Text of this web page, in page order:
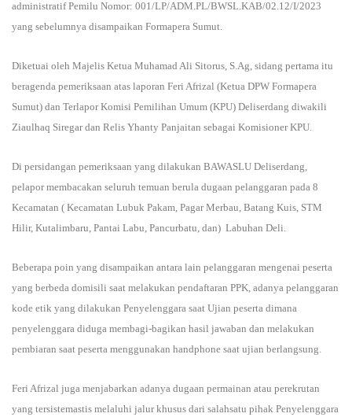
administratif Pemilu Nomor: 001/LP/ADM.PL/BWSL.KAB/02.12/I/2023
yang sebelumnya disampaikan Formapera Sumut.
Diketuai oleh Majelis Ketua Muhamad Ali Sitorus, S.Ag, sidang pertama itu
beragenda pemeriksaan atas laporan Feri Afrizal (Ketua DPW Formapera
Sumut) dan Terlapor Komisi Pemilihan Umum (KPU) Deliserdang diwakili
Ziaulhaq Siregar dan Relis Yhanty Panjaitan sebagai Komisioner KPU.
Di persidangan pemeriksaan yang dilakukan BAWASLU Deliserdang,
pelapor membacakan seluruh temuan berula dugaan pelanggaran pada 8
Kecamatan ( Kecamatan Lubuk Pakam, Pagar Merbau, Batang Kuis, STM
Hilir, Kutalimbaru, Pantai Labu, Pancurbatu, dan) Labuhan Deli.
Beberapa poin yang disampaikan antara lain pelanggaran mengenai peserta
yang berbeda domisili saat melakukan pendaftaran PPK, adanya pelanggaran
kode etik yang dilakukan Penyelenggara saat Ujian peserta dimana
penyelenggara diduga membagi-bagikan hasil jawaban dan melakukan
pembiaran saat peserta menggunakan handphone saat ujian berlangsung.
Feri Afrizal juga menjabarkan adanya dugaan permainan atau perekrutan
yang tersistemastis melaluhi jalur khusus dari salahsatu pihak Penyelenggara